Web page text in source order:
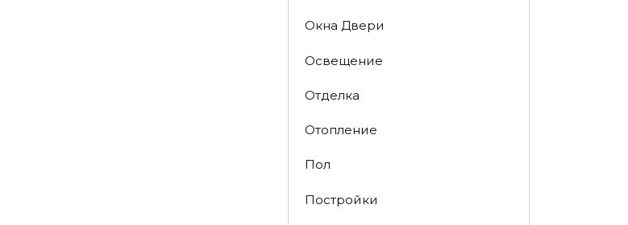
Окна Двери
Освещение
Отделка
Отопление
Пол
Постройки